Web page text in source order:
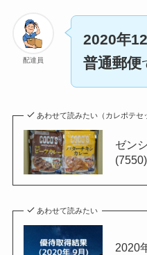
配達員
2020年
普通郵便
あわせて読みたい（カレポテセ
ゼン
あわせて読みたい
2020